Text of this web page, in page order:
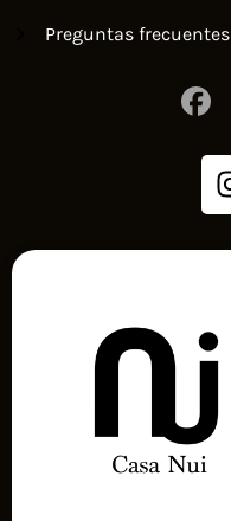
Preguntas frecuentes